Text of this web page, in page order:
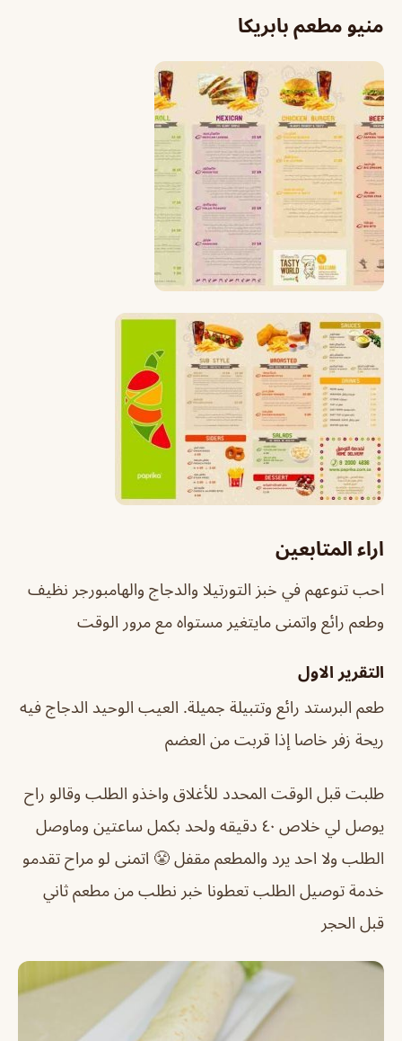
منيو مطعم بابريكا
اراء المتابعين
احب تنوعهم في خبز التورتيلا والدجاج والهامبورجر نظيف
وطعم رائع واتمنى مايتغير مستواه مع مرور الوقت
التقرير الاول
طعم البرستد رائع وتتبيلة جميلة. العيب الوحيد الدجاج فيه
ريحة زفر خاصا إذا قربت من العضم
طلبت قبل الوقت المحدد للأغلاق واخذو الطلب وقالو راح
يوصل لي خلاص ٤٠ دقيقه ولحد بكمل ساعتين وماوصل
الطلب ولا احد يرد والمطعم مقفل 😤 اتمنى لو مراح تقدمو
خدمة توصيل الطلب تعطونا خبر نطلب من مطعم ثاني
قبل الحجر